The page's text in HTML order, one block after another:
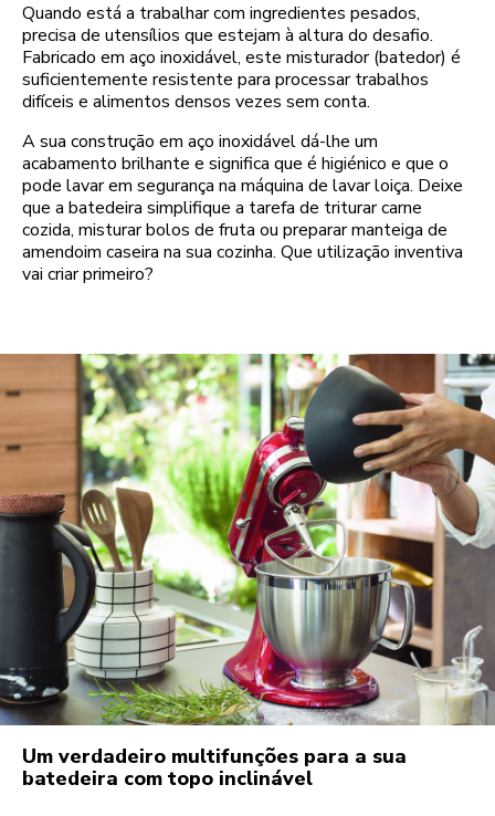
Quando está a trabalhar com ingredientes pesados,
precisa de utensílios que estejam à altura do desafio.
Fabricado em aço inoxidável, este misturador (batedor) é
suficientemente resistente para processar trabalhos
difíceis e alimentos densos vezes sem conta.
A sua construção em aço inoxidável dá-lhe um
acabamento brilhante e significa que é higiénico e que o
pode lavar em segurança na máquina de lavar loiça. Deixe
que a batedeira simplifique a tarefa de triturar carne
cozida, misturar bolos de fruta ou preparar manteiga de
amendoim caseira na sua cozinha. Que utilização inventiva
vai criar primeiro?
Um verdadeiro multifunções para a sua
batedeira com topo inclinável